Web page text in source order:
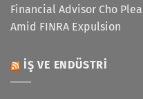
Financial Advisor Cho
Amid FINRA Expulsion
İŞ VE ENDÜSTRI